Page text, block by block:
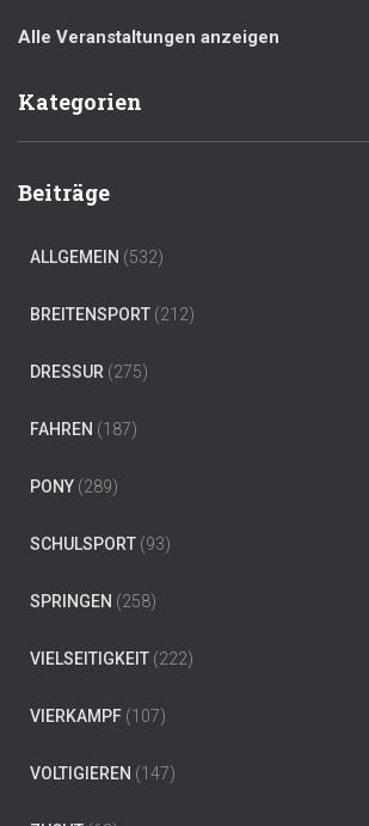
Alle Veranstaltungen anzeigen
Kategorien
Beiträge
ALLGEMEIN (532)
BREITENSPORT (212)
DRESSUR (275)
FAHREN (187)
PONY (289)
SCHULSPORT (93)
SPRINGEN (258)
VIELSEITIGKEIT (222)
VIERKAMPF (107)
VOLTIGIEREN (147)